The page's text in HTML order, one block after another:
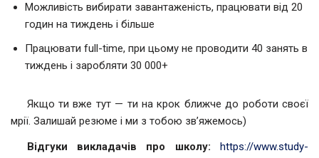
Можливість вибирати завантаженість, працювати від 20
годин на тиждень і більше
Працювати full-time, при цьому не проводити 40 занять в
тиждень і заробляти 30 000+
Якщо ти вже тут — ти на крок ближче до роботи своєї
мрії. Залишай резюме і ми з тобою зв’яжемось)
Відгуки викладачів про школу:
https://www.study-